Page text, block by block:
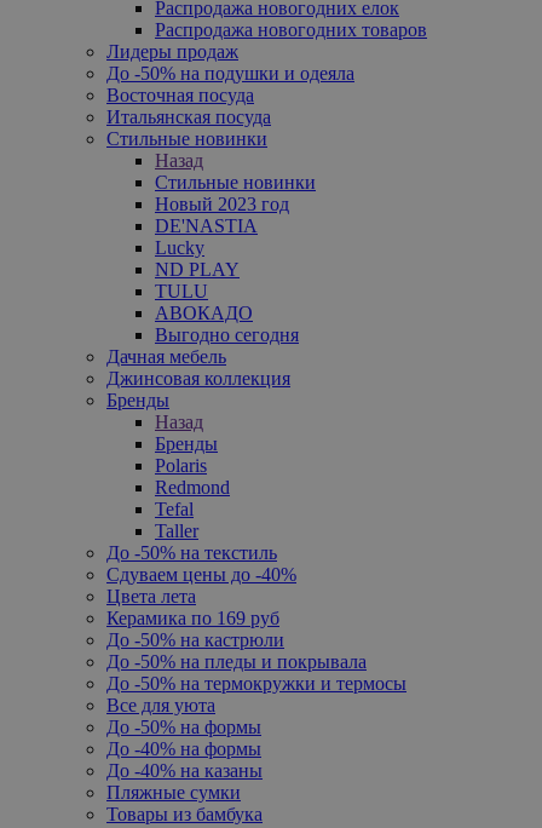
Распродажа новогодних елок
Распродажа новогодних товаров
Лидеры продаж
До -50% на подушки и одеяла
Восточная посуда
Итальянская посуда
Стильные новинки
Назад
Стильные новинки
Новый 2023 год
DE'NASTIA
Lucky
ND PLAY
TULU
АВОКАДО
Выгодно сегодня
Дачная мебель
Джинсовая коллекция
Бренды
Назад
Бренды
Polaris
Redmond
Tefal
Taller
До -50% на текстиль
Сдуваем цены до -40%
Цвета лета
Керамика по 169 руб
До -50% на кастрюли
До -50% на пледы и покрывала
До -50% на термокружки и термосы
Все для уюта
До -50% на формы
До -40% на формы
До -40% на казаны
Пляжные сумки
Товары из бамбука